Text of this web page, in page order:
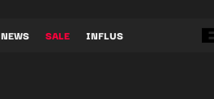
NEWS SALE INFLUS